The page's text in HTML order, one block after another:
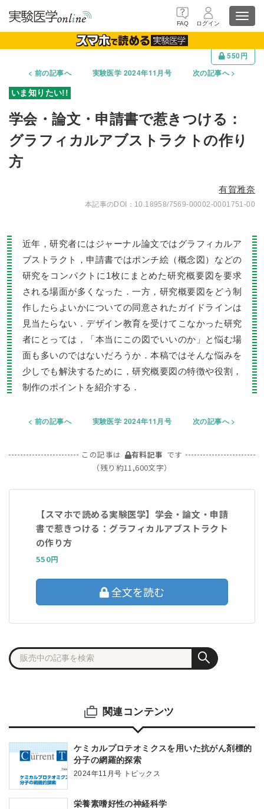
FAQ ログイン
550円
前の記事へ
実験医学 2024年11月号 次の記事へ
学会・論文・申請書で惹きつける：
グラフィカルアブストラクトの作り
方
有賀雅奈
10.18958/7569-00002-0001751-00
近年，研究者にはジャーナル論文ではグラフィカルア
ブストラクト，申請書ではポンチ絵（概念図）などの
研究をコンパクトに1枚にまとめた研究概要図を要求
される場面が多くなった．一方，研究概要図をどう制
作したらよいかについての同意されたガイドラインは
見当たらない．デザイン教育を受けてこなかった研究
者にとっては，「本当にこの図でいいのか」と悩む場
面も多いのではないだろうか．本稿ではそんな悩みを
少しでも解決するために，研究概要図の特徴や役割，
制作のポイントを紹介する．
前の記事へ 実験医学 2024年11月号 次の記事へ
この記事は 有料記事 です
（残り約11,600文字）
【スマホで読める実験医学】学会・論文・申請
書で惹きつける：グラフィカルアブストラクト
の作り方
550円
全文を読む
関連コンテンツ
ケミカルプロテオミクスを用いた抗がん剤標的
分子の網羅的探索
2024年11月号 トピックス
栄養素嗜好性の神経科学